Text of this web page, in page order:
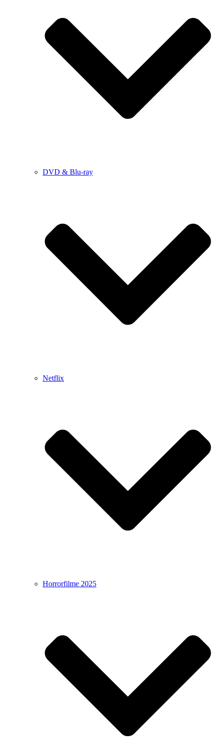
DVD & Blu-ray
Netflix
Horrorfilme 2025